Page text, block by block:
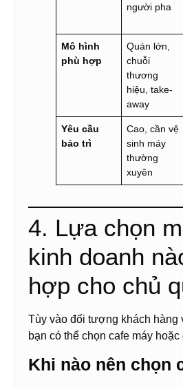
người pha
Mô hình
phù hợp
Quán lớn,
chuỗi
thương
hiệu, take-
away
Yêu cầu
bảo trì
Cao, cần vệ
sinh máy
thường
xuyên
4. Lựa chọn
kinh doanh
hợp cho chủ
Tùy vào đối tượng khách hàng
bạn có thể chọn cafe máy hoặc
Khi nào nên chọn